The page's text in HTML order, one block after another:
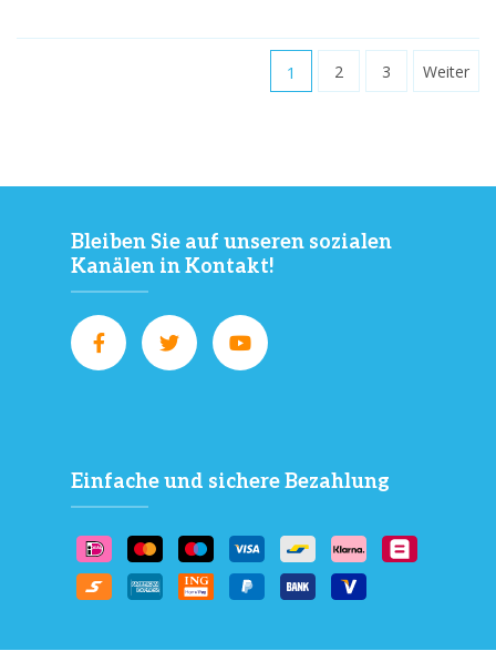
1 2 3 Weiter
Bleiben Sie auf unseren sozialen
Kanälen in Kontakt!
Einfache und sichere Bezahlung